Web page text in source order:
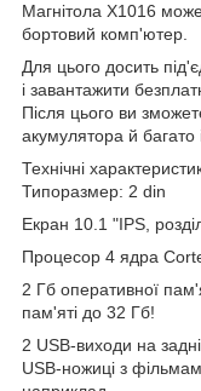
Магнітола X1016
бортовий комп'ютер.
Для цього досить
і завантажити
Після цього ви
акумулятора й багато
Технічні
Типоразмер: 2 din
Екран 10.1 "IPS,
Процесор 4 ядра
2 Гб оперативної
пам'яті до 32 Гб!
2 USB-виходи на
USB-ножиці з